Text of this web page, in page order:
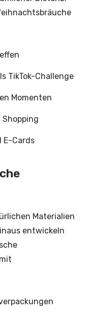
TikTok-Challenge
Momenten
E-Cards
Materialien
entwickeln